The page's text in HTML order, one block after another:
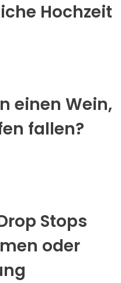
Hochzeit
einen Wein,
fallen?
Stops
oder